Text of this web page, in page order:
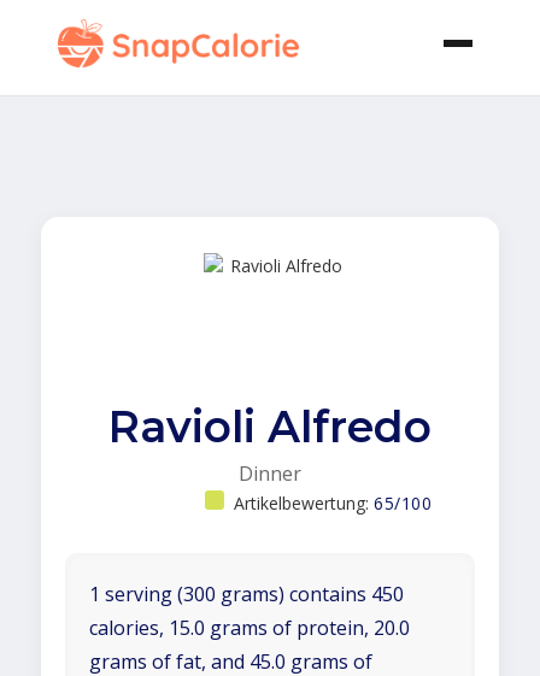
Ravioli Alfredo
Dinner
Artikelbewertung: 65/100
1 serving (300 grams) contains 450
calories, 15.0 grams of protein, 20.0
grams of fat, and 45.0 grams of